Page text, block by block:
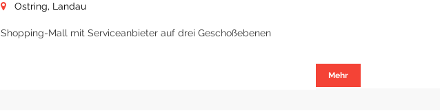
Ostring, Landau
Shopping-Mall mit Serviceanbieter auf drei Geschoßebenen
Mehr